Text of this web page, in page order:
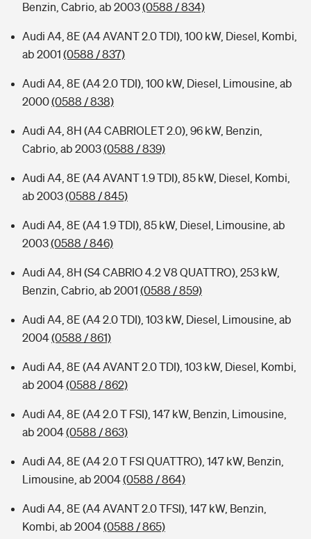
Benzin, Cabrio, ab 2003(0588 / 834)
Audi A4, 8E (A4 AVANT 2.0 TDI), 100 kW, Diesel, Kombi,
ab 2001 (0588 / 837)
Audi A4, 8E (A4 2.0 TDI), 100 kW, Diesel, Limousine, ab
2000(0588 / 838)
Audi A4, 8H (A4 CABRIOLET 2.0), 96 kW, Benzin,
Cabrio, ab 2003(0588 / 839)
Audi A4, 8E (A4 AVANT 1.9 TDI), 85 kW, Diesel, Kombi,
ab 2003(0588 / 845)
Audi A4, 8E (A4 1.9 TDI), 85 kW, Diesel, Limousine, ab
2003(0588 / 846)
Audi A4, 8H (S4 CABRIO 4.2 V8 QUATTRO), 253 kW,
Benzin, Cabrio, ab 2001 (0588 / 859)
Audi A4, 8E (A4 2.0 TDI), 103 kW, Diesel, Limousine, ab
2004(0588 / 861)
Audi A4, 8E (A4 AVANT 2.0 TDI), 103 kW, Diesel, Kombi,
ab 2004(0588 / 862)
Audi A4, 8E (A4 2.0 T FSI), 147 kW, Benzin, Limousine,
ab 2004(0588 / 863)
Audi A4, 8E (A4 2.0 T FSI QUATTRO), 147 kW, Benzin,
Limousine, ab 2004(0588 / 864)
Audi A4, 8E (A4 AVANT 2.0 TFSI), 147 kW, Benzin,
Kombi, ab 2004(0588 / 865)